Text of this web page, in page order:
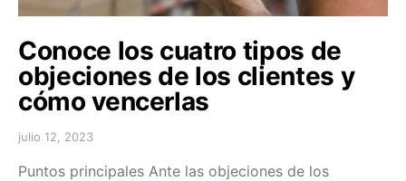
Conoce los cuatro tipos de
objeciones de los clientes y
cómo vencerlas
julio 12, 2023
Puntos principales Ante las objeciones de los